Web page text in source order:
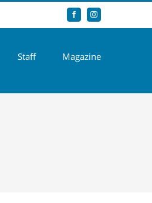
FacebookInstagram
Staff Magazine